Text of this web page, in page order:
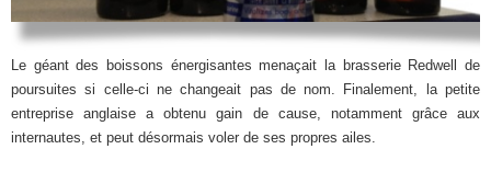
Le géant des boissons énergisantes menaçait la brasserie Redwell de
poursuites si celle-ci ne changeait pas de nom. Finalement, la petite
entreprise anglaise a obtenu gain de cause, notamment grâce aux
internautes, et peut désormais voler de ses propres ailes.